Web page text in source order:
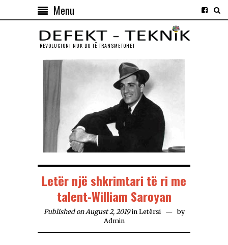
Menu
REVOLUCIONI NUK DO TЁ TRANSMETOHET
Letër një shkrimtari të ri me
talent-William Saroyan
Published on August 2, 2019 in Letërsi
by
Admin